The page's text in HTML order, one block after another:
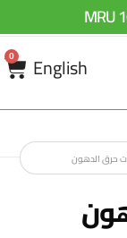
English
0
حرق الدهون